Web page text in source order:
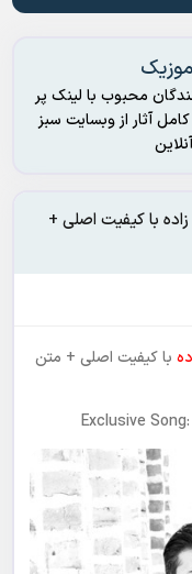
محبوب با لینک پر
آثار از وبسایت سبز
با کیفیت اصلی +
با کیفیت اصلی + متن
Exclusive